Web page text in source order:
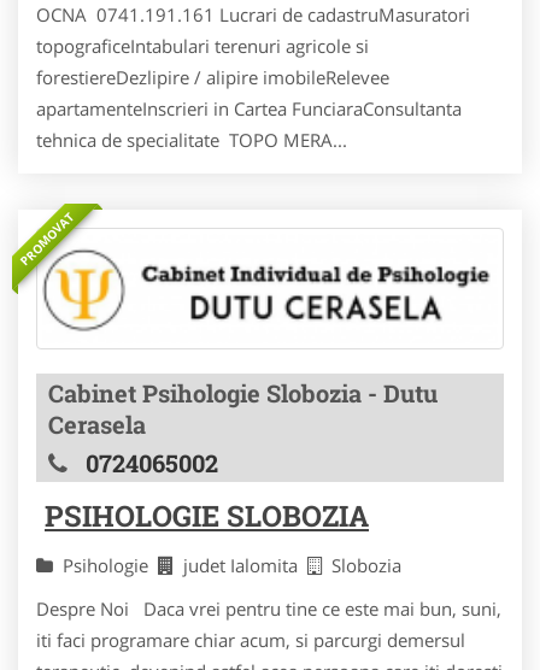
OCNA 0741.191.161 Lucrari de cadastruMasuratori
topograficeIntabulari terenuri agricole si
forestiereDezlipire / alipire imobileRelevee
apartamenteInscrieri in Cartea FunciaraConsultanta
tehnica de specialitate TOPO MERA...
PROMOVAT
Cabinet Psihologie Slobozia - Dutu
Cerasela
0724065002
PSIHOLOGIE SLOBOZIA
Psihologie judet Ialomita
Slobozia
Despre Noi Daca vrei pentru tine ce este mai bun, suni,
iti faci programare chiar acum, si parcurgi demersul